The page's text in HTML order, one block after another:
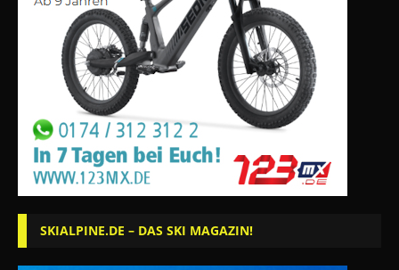
SKIALPINE.DE – DAS SKI MAGAZIN!